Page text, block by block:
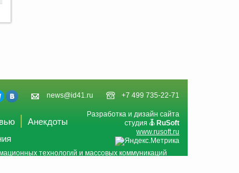
news@id41.ru +7 499 735-22-71
Разработка и дизайн сайта
студия
RuSoft
www.rusoft.ru
Анекдоты
технологий и массовых коммуникаций